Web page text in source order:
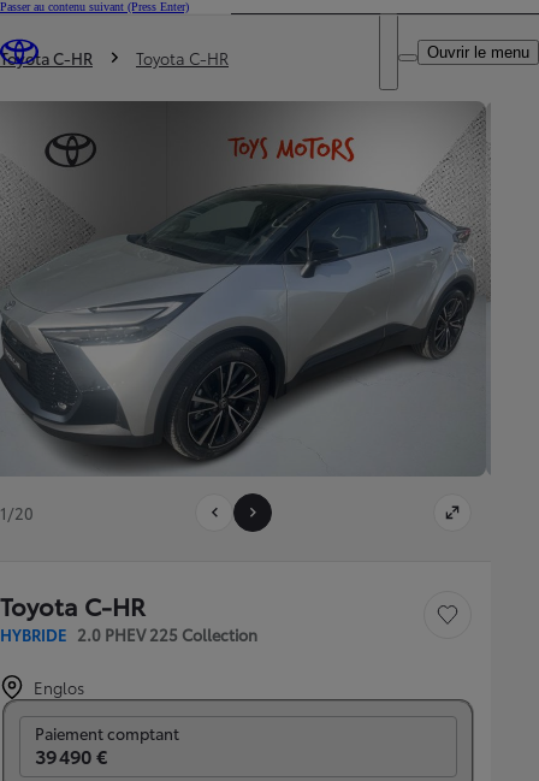
Passer au contenu suivant (Press Enter)
Trouvez un partenaire Toyota
DEALER NAME
Ouvrir le menu
Vous êtes ici
Toyota C-HR Toyota C-HR
1/20
Toyota C-HR
HYBRIDE 2.0 PHEV 225 Collection
Sauvegarder le
Englos
Paiement comptant
39 490 €